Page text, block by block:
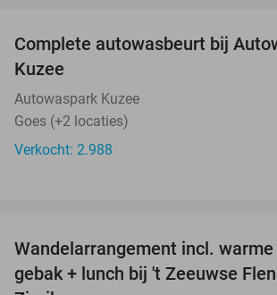
Complete autowasbeurt bij
Kuzee
Autowaspark Kuzee
Goes (+2 locaties)
Verkocht: 2.988
Wandelarrangement incl. warme
gebak + lunch bij 't Zeeuwse